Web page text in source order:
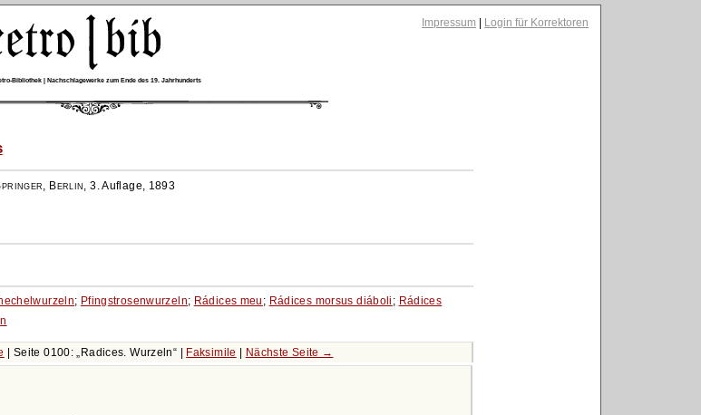
Impressum Login für Korrektoren
Bibliothek | Nachschlagewerke zum Ende des 19. Jahrhunderts
Berlin,3. Auflage, 1893
; Pfingstrosenwurzeln; Rádices meu ; Rádices morsus diáboli ; Rádices
| Seite 0100: Radices. Wurzeln Faksimile Nächste Seite →